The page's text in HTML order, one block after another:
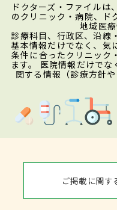
ドクターズ・ファイルは
のクリニック・病院、ド
地域医療
診療科目、行政区、沿線
基本情報だけでなく、気
条件に合ったクリニック
ます。 医院情報だけで
関する情報（診療方針
ご掲載に関す